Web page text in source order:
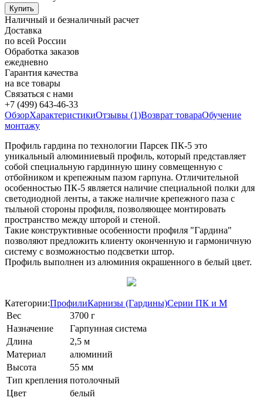
Наличный и безналичный расчет
Доставка
по всей России
Обработка заказов
ежедневно
Гарантия качества
на все товары
Связаться с нами
+7 (499) 643-46-33
ОбзорХарактеристикиОтзывы (1)Возврат товараОбучение
монтажу
Профиль гардина по технологии Парсек ПК-5 это
уникальный алюминиевый профиль, который представляет
собой специальную гардинную шину совмещенную с
отбойником и крепежным пазом гарпуна. Отличительной
особенностью ПК-5 является наличие специальной полки для
светодиодной ленты, а также наличие крепежного паза с
тыльной стороны профиля, позволяющее монтировать
пространство между шторой и стеной.
Такие конструктивные особенности профиля "Гардина"
позволяют предложить клиенту оконченную и гармоничную
систему с возможностью подсветки штор.
Профиль выполнен из алюминия окрашенного в белый цвет.
Категории:ПрофилиКарнизы (Гардины)Серии ПК и М
Вес
3700 г
Назначение
Гарпунная система
Длина
2,5 м
Материал
алюминий
Высота
55 мм
Тип крепления потолочный
Цвет
белый